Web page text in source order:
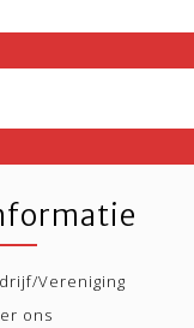
Vereniging
ons